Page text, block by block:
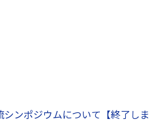
ンポジウムについて【終了しま